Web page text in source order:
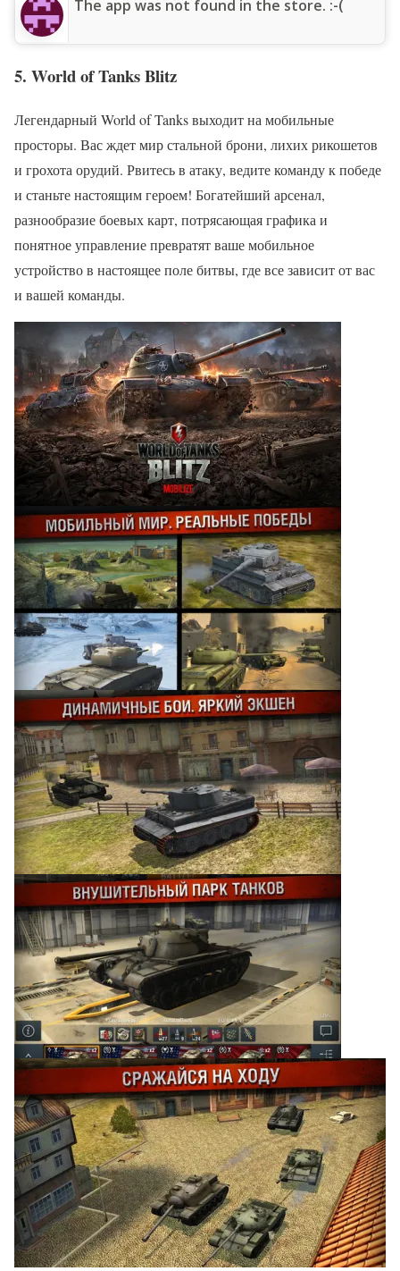
The app was not found in the store. :-(
5. World of Tanks Blitz
Легендарный World of Tanks выходит на мобильные
просторы. Вас ждет мир стальной брони, лихих рикошетов
и грохота орудий. Рвитесь в атаку, ведите команду к победе
и станьте настоящим героем! Богатейший арсенал,
разнообразие боевых карт, потрясающая графика и
понятное управление превратят ваше мобильное
устройство в настоящее поле битвы, где все зависит от вас
и вашей команды.